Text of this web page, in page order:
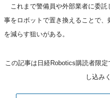
これまで警備員や外部業者に委託
事をロボットで置き換えることで
を減らす狙いがある。
この記事は日経Robotics購読者限
し込み